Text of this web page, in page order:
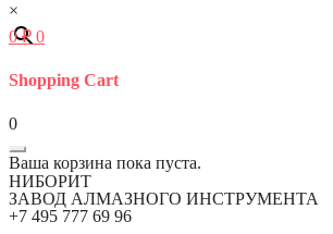
×
0₽ 0
Shopping Cart
0
Ваша корзина пока пуста.
НИБОРИТ
ЗАВОД АЛМАЗНОГО ИНСТРУМЕНТА
+7 495 777 69 96